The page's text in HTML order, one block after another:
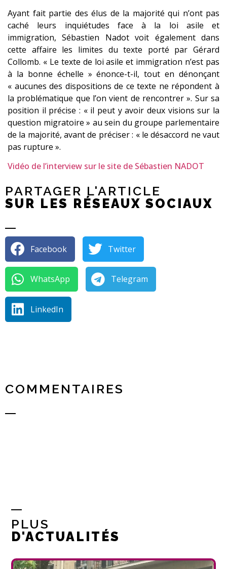
Ayant fait partie des élus de la majorité qui n’ont pas
caché leurs inquiétudes face à la loi asile et
immigration, Sébastien Nadot voit également dans
cette affaire les limites du texte porté par Gérard
Collomb. « Le texte de loi asile et immigration n’est pas
à la bonne échelle » énonce-t-il, tout en dénonçant
« aucunes des dispositions de ce texte ne répondent à
la problématique que l’on vient de rencontrer ». Sur sa
position il précise : « il peut y avoir deux visions sur la
question migratoire » au sein du groupe parlementaire
de la majorité, avant de préciser : « le désaccord ne vaut
pas rupture ».
Vidéo de l’interview sur le site de Sébastien NADOT
PARTAGER L'ARTICLE
SUR LES RÉSEAUX SOCIAUX
Facebook Twitter
WhatsApp Telegram
LinkedIn
COMMENTAIRES
PLUS
D'ACTUALITÉS